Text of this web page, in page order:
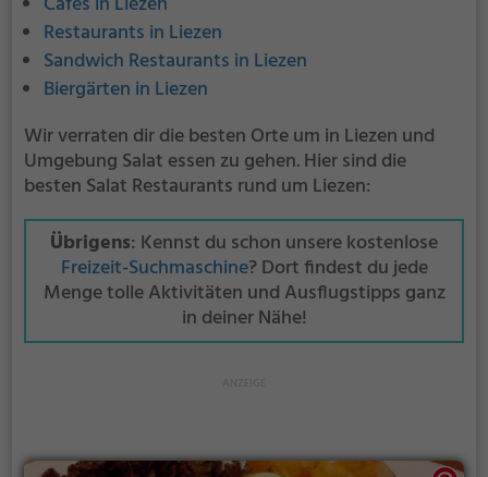
Restaurants in Liezen
Sandwich Restaurants in Liezen
Biergärten in Liezen
Wir verraten dir die besten Orte um in Liezen und
Umgebung Salat essen zu gehen. Hier sind die
besten Salat Restaurants rund um Liezen:
Übrigens: Kennst du schon unsere kostenlose
Freizeit-Suchmaschine? Dort findest du jede
Menge tolle Aktivitäten und Ausflugstipps ganz
in deiner Nähe!